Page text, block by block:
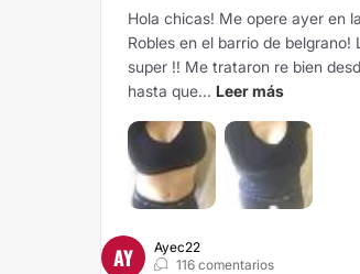
Hola chicas! Me opere ayer en
Robles en el barrio de belgrano!
super !! Me trataron re bien
hasta que... Leer más
AY
Ayec22
116 comentarios